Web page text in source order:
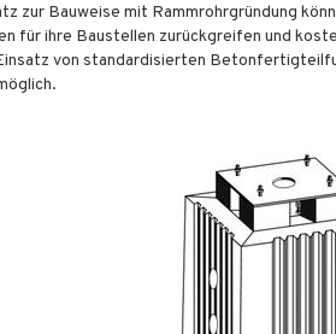
zur Bauweise mit Rammrohrgründung
für ihre Baustellen zurückgreifen und
von standardisierten